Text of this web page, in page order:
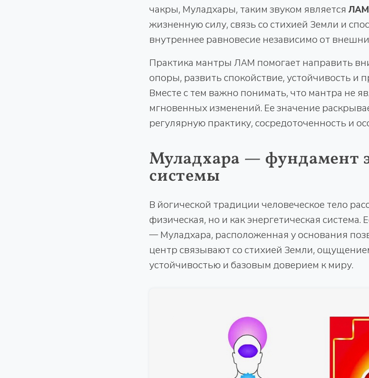
чакры, Муладхары, таким звуком является ЛАМ
жизненную силу, связь со стихией Земли и
внутреннее равновесие независимо от
Практика мантры ЛАМ помогает направить
опоры, развить спокойствие, устойчивость и
Вместе с тем важно понимать, что мантра не
мгновенных изменений. Ее значение
регулярную практику, сосредоточенность и
Муладхара — фундамент
системы
В йогической традиции человеческое тело
физическая, но и как энергетическая система.
— Муладхара, расположенная у основания
центр связывают со стихией Земли,
устойчивостью и базовым доверием к миру.